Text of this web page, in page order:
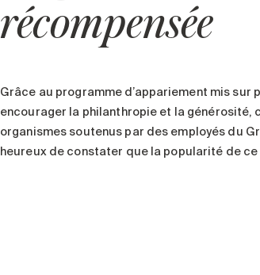
récompensée
Grâce au programme d’appariement mis
encourager la philanthropie et la générosité,
organismes soutenus par des employés du
heureux de constater que la popularité de